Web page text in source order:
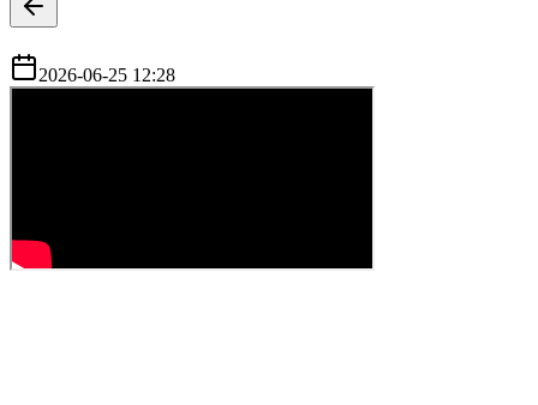
2026-06-25 12:28